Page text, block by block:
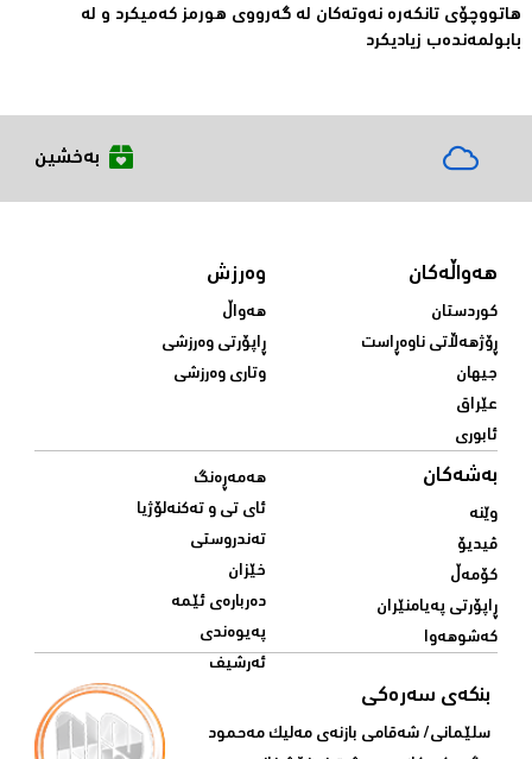
هاتووچۆی تانكەرە نەوتەكان لە گەرووی هورمز کەمیکرد و لە
بابولمەندەب زیادیكرد
بەخشین
هەواڵەکان
کوردستان
ڕۆژهەڵاتی ناوەڕاست
جیهان
عێراق
ئابوری
وەرزش
هەواڵ
ڕاپۆرتی وەرزشی
وتاری وەرزشی
بەشەکان
وێنە
ڤیدیۆ
کۆمەڵ
ڕاپۆرتی پەیامنێران
کەشوهەوا
هەمەڕەنگ
ئای تی و تەکنەلۆژیا
تەندروستی
خێزان
دەربارەی ئێمە
پەیوەندی
ئەرشیف
بنکەی سەرەکی
سلێمانی/ شه‌قامی بازنه‌ی مه‌لیک مه‌حمود